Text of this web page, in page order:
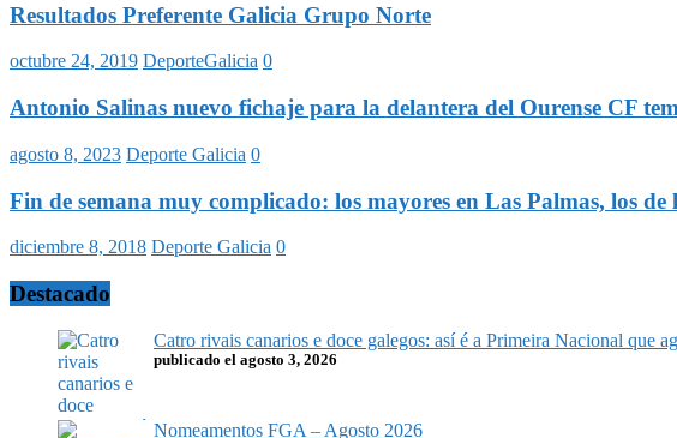
Resultados Preferente Galicia Grupo Norte
octubre 24, 2019 DeporteGalicia 0
Antonio Salinas nuevo fichaje para la delantera del Ourense CF
agosto 8, 2023 Deporte Galicia 0
Fin de semana muy complicado: los mayores en Las Palmas, los
diciembre 8, 2018 Deporte Galicia 0
Destacado
Catro rivais canarios e doce galegos: así é a Primeira Nacional que
publicado el agosto 3, 2026
Nomeamentos FGA – Agosto 2026